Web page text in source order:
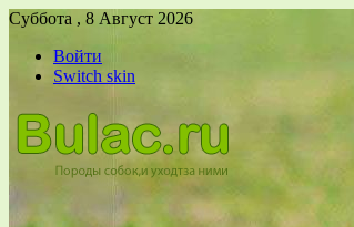
Суббота , 8 Август 2026
Войти
Switch skin